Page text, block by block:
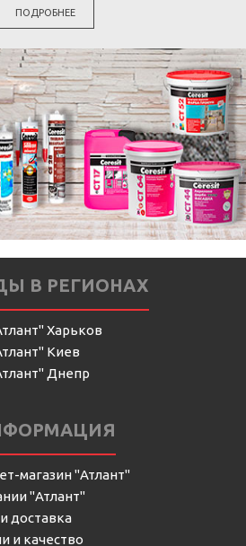
ПОДРОБНЕЕ
В РЕГИОНАХ
Харьков
Киев
Днепр
магазин "Атлант"
"Атлант"
доставка
и качество